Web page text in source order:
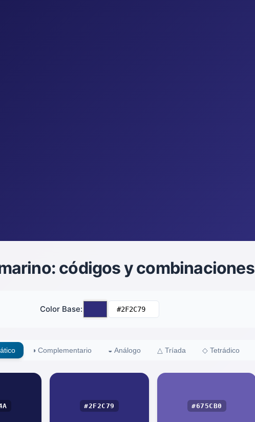
códigos y combinaciones
Color Base:
◑ Complementario ◒ Análogo △ Tríada ◇ Tetrádico
#2F2C79 #675CB0